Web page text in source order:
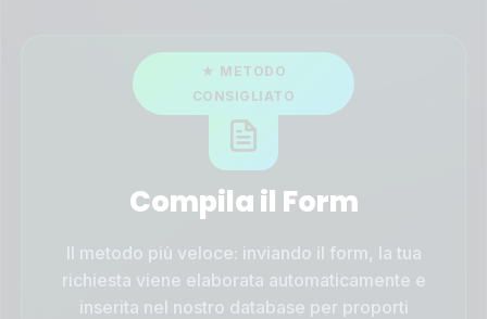
Compila il Form
Il metodo più veloce: inviando il form, la tua
richiesta viene elaborata automaticamente e
inserita nel nostro database per proporti